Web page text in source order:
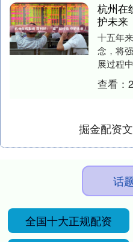
杭州在
护未来
十五年
念，将
展过程
创立耀
光明」
查看：
掘金配资
话
全国十大正规配资